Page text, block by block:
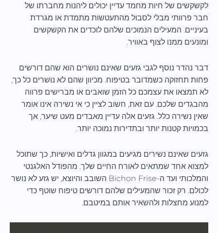
לקשקשים של חיות מחמד עדיין יכולים ליהנות מחברתו של
חבר פרוותי מבלי לסבול מהתעטשות מתמדת או מגרדת
בעיניים. המעילים הנמוכים שלהם לוכדים את הקשקשים
ומונעים ממנו לצוף באוויר.
דבר נהדר נוסף לגבי גזעים שאינם נושרים הוא שהם דורשים
פחות תחזוקה כשמדובר בטיפוח. מכיוון שהם לא נושרים כל כך,
לא תמצאו את עצמכם כל הזמן שואבים או מברישים פרווה
מהבגדים שלכם. עם זאת, חשוב לציין כי אי נשירה אינו אומר
שאין נשירה כלל. גזעים אלה עדיין מאבדים מעט שיער, אך
בכמויות קטנות יותר ובתדירות נמוכה יותר.
גזעים שאינם נשירים מגיעים במגוון גדלים ואישיות, כך שתוכל
למצוא אחד שמתאים לאורח החיים שלך. מהפודל האלגנטי
והמלכותי ועד ה-Bichon Frise השובב והיוצא, יש גזע לא נושר
לכולם. רק זכור שהמעילים שלהם דורשים טיפוח שוטף כדי
למנוע מחצלות ולהשאיר אותם במיטבם.